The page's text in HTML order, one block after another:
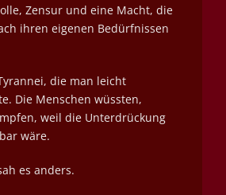
Zensur und eine Macht, die
ihren eigenen Bedürfnissen
die man leicht
Die Menschen wüssten,
weil die Unterdrückung
wäre.
es anders.